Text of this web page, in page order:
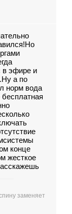
в эфире и
а по
норм вода
конце
жесткое
заменяет